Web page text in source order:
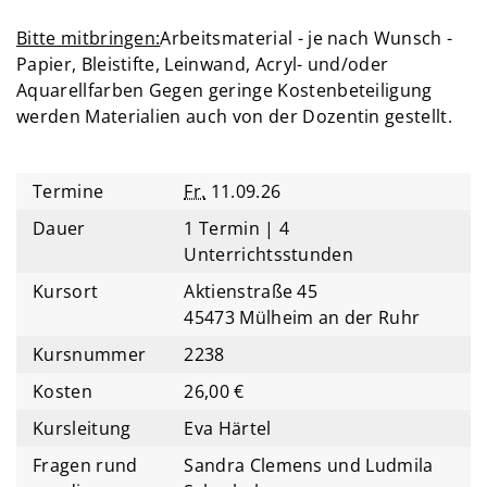
Bitte mitbringen:Arbeitsmaterial - je nach Wunsch -
Papier, Bleistifte, Leinwand, Acryl- und/oder
Aquarellfarben Gegen geringe Kostenbeteiligung
werden Materialien auch von der Dozentin gestellt.
Termine Fr. 11.09.26
Dauer
1 Termin | 4
Unterrichtsstunden
Kursort
Aktienstraße 45
45473 Mülheim an der Ruhr
Kursnummer
2238
Kosten
26,00 €
Kursleitung
Eva Härtel
Fragen rund
Sandra Clemens und Ludmila